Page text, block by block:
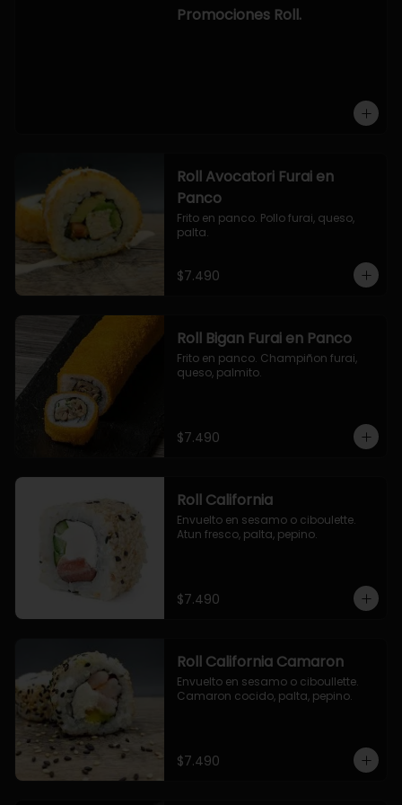
OPCION2:
- salmon, queso, palta, envuelto en
Promociones Roll.
Roll Avocatori Furai en
Panco
Frito en panco. Pollo furai, queso,
palta.
$7.490
Roll Bigan Furai en Panco
Frito en panco. Champiñon furai,
queso, palmito.
$7.490
Roll California
Envuelto en sesamo o ciboulette.
Atun fresco, palta, pepino.
$7.490
Roll California Camaron
Envuelto en sesamo o ciboullette.
Camaron cocido, palta, pepino.
$7.490